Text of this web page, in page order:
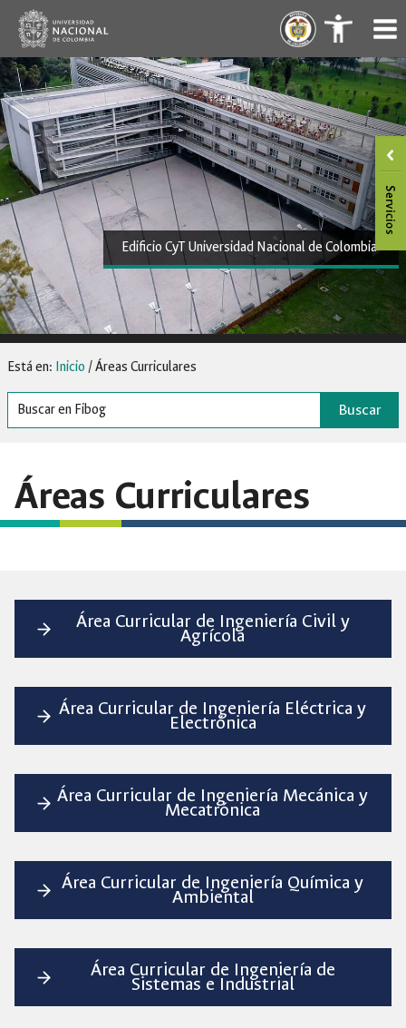
Saltar
contenido
. .
Edificio CyT Universidad Nacional de Colombia
Está en: Inicio /Áreas Curriculares
Buscar
Áreas Curriculares
Área Curricular de Ingeniería Civil y
Agrícola
Área Curricular de Ingeniería Eléctrica y
Electrónica
Área Curricular de Ingeniería Mecánica y
Mecatrónica
Área Curricular de Ingeniería Química y
Ambiental
Área Curricular de Ingeniería de
Sistemas e Industrial